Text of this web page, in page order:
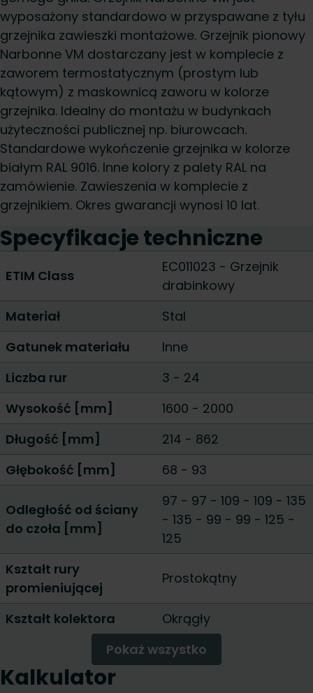
wyposażony standardowo w przyspawane z tyłu
grzejnika zawieszki montażowe. Grzejnik pionowy
Narbonne VM dostarczany jest w komplecie z
zaworem termostatycznym (prostym lub
kątowym) z maskownicą zaworu w kolorze
grzejnika. Idealny do montażu w budynkach
użyteczności publicznej np. biurowcach.
Standardowe wykończenie grzejnika w kolorze
białym RAL 9016. Inne kolory z palety RAL na
zamówienie. Zawieszenia w komplecie z
grzejnikiem. Okres gwarancji wynosi 10 lat.
Specyfikacje techniczne
ETIM Class
EC011023 - Grzejnik
drabinkowy
Materiał
Stal
Gatunek materiału
Inne
Liczba rur
3 - 24
Wysokość [mm]
1600 - 2000
Długość [mm]
214 - 862
Głębokość [mm]
68 - 93
Odległość od ściany
do czoła [mm]
97 - 97 - 109 - 109 - 135
- 135 - 99 - 99 - 125 -
125
Kształt rury
promieniującej
Prostokątny
Kształt kolektora
Okrągły
Pokaż wszystko
Kalkulator